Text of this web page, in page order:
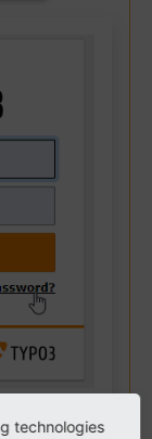
technologies